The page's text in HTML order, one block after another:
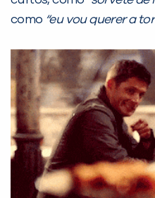
como “eu vou querer a